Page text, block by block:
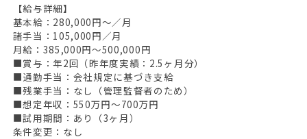
【給与詳細】
基本給：280,000円〜／月
諸手当：105,000円／月
月給：385,000円〜500,000円
■賞与：年2回（昨年度実績：2.5ヶ月分）
■通勤手当：会社規定に基づき支給
■残業手当：なし（管理監督者のため）
■想定年収：550万円〜700万円
■試用期間：あり（3ヶ月）
条件変更：なし